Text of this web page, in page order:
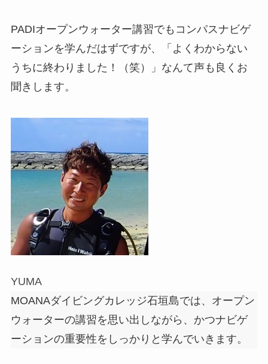
PADIオープンウォーター講習でもコンパスナビゲ
ーションを学んだはずですが、「よくわからない
うちに終わりました！（笑）」なんて声も良くお
聞きします。
YUMA
MOANAダイビングカレッジ石垣島では、オープン
ウォーターの講習を思い出しながら、かつナビゲ
ーションの重要性をしっかりと学んでいきます。